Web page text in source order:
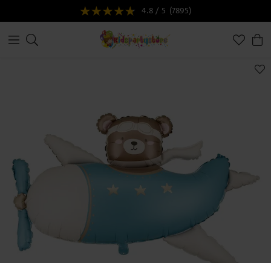
4.8 / 5 (7895)